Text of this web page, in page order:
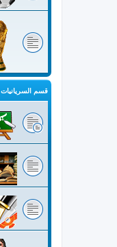
قسم السريانيات